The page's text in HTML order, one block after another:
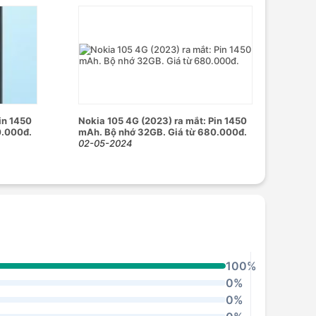
1450
Nokia 105 4G (2023) ra mắt: Pin 1450
mAh. Bộ nhớ 32GB. Giá từ 680.000đ.
02-05-2024
100%
0%
0%